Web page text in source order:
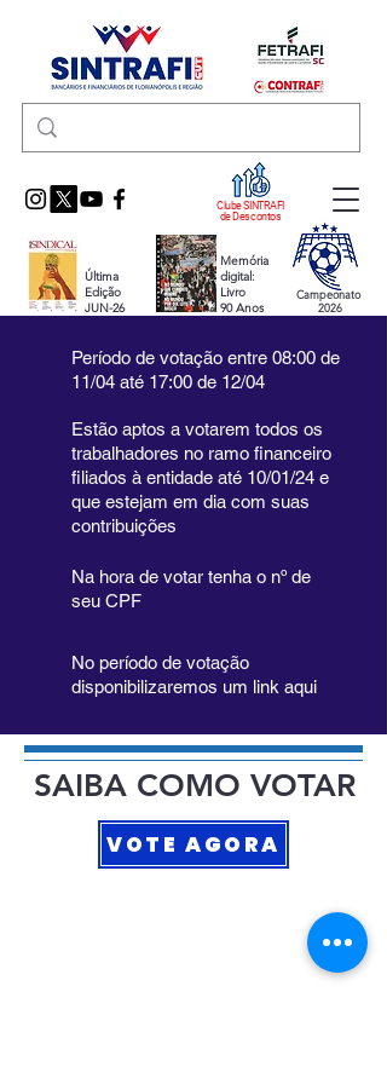
Clube SINTRAFI
de Descontos
Última
Edição
JUN-26
Memória
digital:
Livro
90 Anos
Campeonato
2026
Período de votação entre 08:00 de
11/04 até 17:00 de 12/04
Estão aptos a votarem todos os
trabalhadores no ramo financeiro
filiados à entidade até 10/01/24 e
que estejam em dia com suas
contribuições
Na hora de votar tenha o nº de
seu CPF
No período de votação
disponibilizaremos um link aqui
SAIBA COMO VOTAR
VOTE AGORA